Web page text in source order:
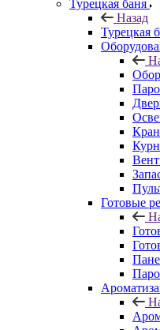
Турецкая баня
Назад
Турецкая
Готовые